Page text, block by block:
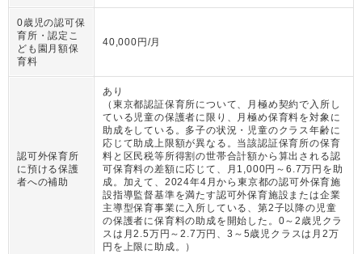
0歳児の認可保
育所・認定こ
ども園月額保
育料
40,000円/月
認可外保育所
に預ける保護
者への補助
あり
（ 東京都認証保育所について、月極め契約で入所し
ている児童の保護者に限り、月極め保育料を対象に
助成をしている。多子の状況・児童のクラス年齢に
応じて助成上限額が異なる。当該認証保育所の保育
料と区民税等所得割の世帯合計額から算出される認
可保育料の差額に応じて、月1,000円～6.7万円を助
成。加えて、2024年4月から東京都の認可外保育施
設指導監督基準を満たす認可外保育施設または企業
主導型保育事業に入所している、第2子以降の児童
の保護者に保育料の助成を開始した。0～2歳児クラ
スは月2.5万円～2.7万円、3～5歳児クラスは月2万
円を上限に助成。
）